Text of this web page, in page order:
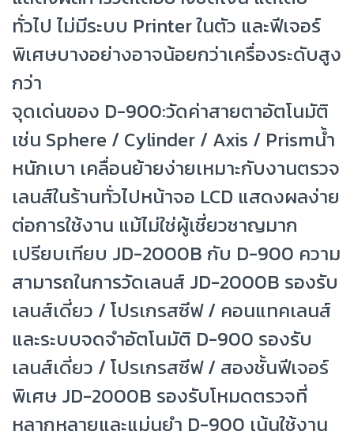
ทั่วไป ไม่มีระบบ Printer ในตัว และฟีเจอร์
พิเศษบางอย่างอาจน้อยกว่าเครื่องระดับสูง
กว่า
จุดเด่นของ D-900:วัดค่าสายตาอัตโนมัติ
เช่น Sphere / Cylinder / Axis / Prismน้ำ
หนักเบา เคลื่อนย้ายง่ายเหมาะกับงานตรวจ
เลนส์ในร้านทั่วไปหน้าจอ LCD แสดงผลง่าย
ต่อการใช้งาน แม้ไม่ใช่ผู้เชี่ยวชาญมาก
เปรียบเทียบ JD-2000B กับ D-900 ความ
สามารถในการวัดเลนส์ JD-2000B รองรับ
เลนส์เดี่ยว / โปรเกรสซีฟ / คอนแทคเลนส์
และระบบจดจำอัตโนมัติ D-900 รองรับ
เลนส์เดี่ยว / โปรเกรสซีฟ / สองชั้นฟีเจอร์
พิเศษ JD-2000B รองรับโหมดตรวจที่
หลากหลายและแม่นยำ D-900 เน้นใช้งาน